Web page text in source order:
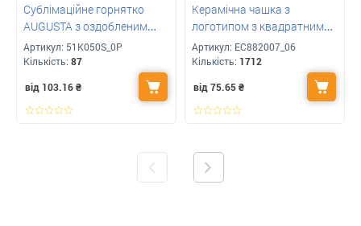
Сублімаційне горнятко
AUGUSTA з оздобленим
обідком та ручкою 350 мл
під Ваш логотип
Артикул: 51K050S_0P
Кількість: 87
від 103.16₴
Керамічна чашка з
логотипом з квадратним
дном
Артикул: ЕС882007_06
Кількість: 1712
від 75.65₴